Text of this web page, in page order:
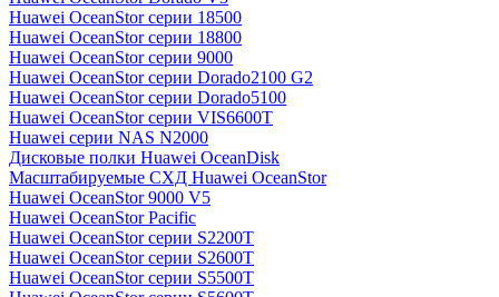
Huawei OceanStor серии 18500
Huawei OceanStor серии 18800
Huawei OceanStor серии 9000
Huawei OceanStor серии Dorado2100 G2
Huawei OceanStor серии Dorado5100
Huawei OceanStor серии VIS6600T
Huawei серии NAS N2000
Дисковые полки Huawei OceanDisk
Масштабируемые СХД Huawei OceanStor
Huawei OceanStor 9000 V5
Huawei OceanStor Pacific
Huawei OceanStor серии S2200T
Huawei OceanStor серии S2600T
Huawei OceanStor серии S5500T